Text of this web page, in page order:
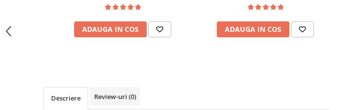
ADAUGA IN COS ADAUGA IN COS
Descriere Review-uri (0)